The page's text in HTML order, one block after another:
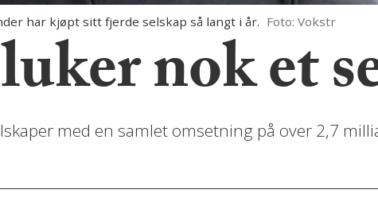
har kjøpt sitt fjerde selskap så langt i år. Foto: Vokstr
nok et
med en samlet omsetning på over 2,7